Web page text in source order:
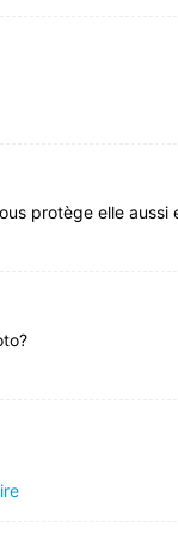
protège elle aussi